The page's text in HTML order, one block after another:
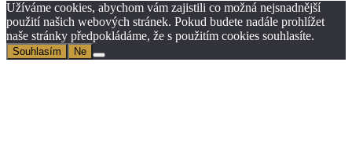
Užíváme cookies, abychom vám zajistili co možná nejsnadnější
použití našich webových stránek. Pokud budete nadále prohlížet
naše stránky předpokládáme, že s použitím cookies souhlasíte.
Souhlasím Ne